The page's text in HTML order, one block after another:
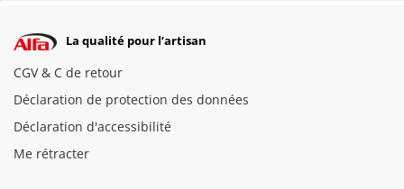
La qualité pour l’artisan
CGV & C de retour
Déclaration de protection des données
Déclaration d'accessibilité
Me rétracter